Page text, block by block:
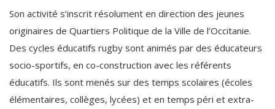
Son activité s’inscrit résolument en direction des jeunes
originaires de Quartiers Politique de la Ville de l’Occitanie.
Des cycles éducatifs rugby sont animés par des éducateurs
socio-sportifs, en co-construction avec les référents
éducatifs. Ils sont menés sur des temps scolaires (écoles
élémentaires, collèges, lycées) et en temps péri et extra-